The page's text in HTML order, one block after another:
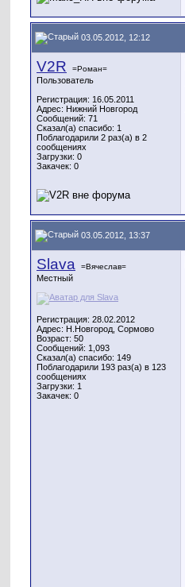
03.05.2012, 12:12
V2R =Роман=
Пользователь
Регистрация: 16.05.2011
Адрес: Нижний Новгород
Сообщений: 71
Сказал(а) спасибо: 1
Поблагодарили 2 раз(а) в 2
сообщениях
Загрузки: 0
Закачек: 0
03.05.2012, 13:37
Slava =Вячеслав=
Местный
Регистрация: 28.02.2012
Адрес: Н.Новгород, Сормово
Возраст: 50
Сообщений: 1,093
Сказал(а) спасибо: 149
Поблагодарили 193 раз(а) в 123
сообщениях
Загрузки: 1
Закачек: 0